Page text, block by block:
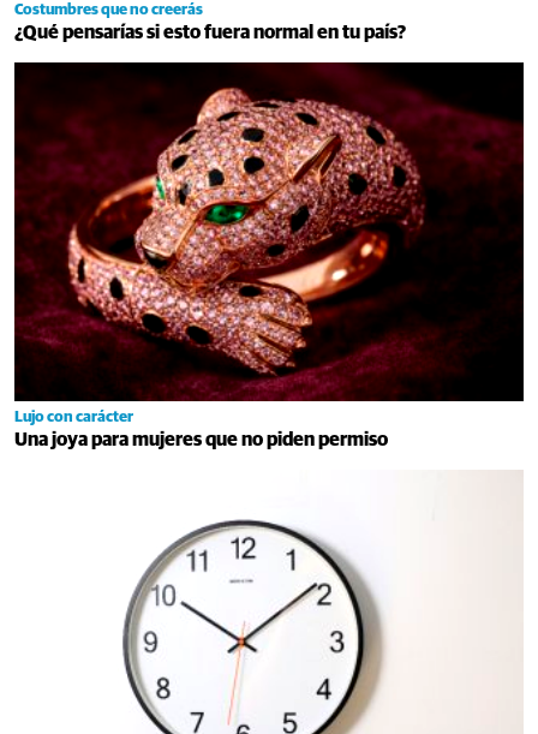
Costumbres que no creerás
¿Qué pensarías si esto fuera normal en tu país?
Lujo con carácter
Una joya para mujeres que no piden permiso